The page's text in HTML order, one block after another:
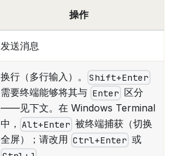
操作
发送消息
换行（多行输入）。 Shift+Enter
需要终端能够将其与 Enter 区分
——见下文。在 Windows Terminal
中， Alt+Enter 被终端捕获（切换
全屏）；请改用 Ctrl+Enter 或